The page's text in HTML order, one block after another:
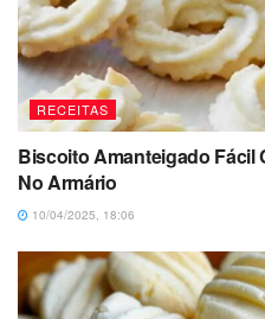
RECEITAS
Biscoito Amanteigado Fácil
No Armário
10/04/2025, 18:06